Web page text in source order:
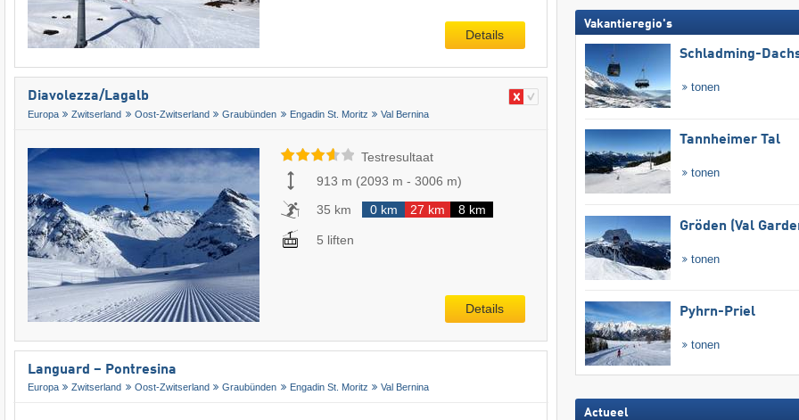
Details
Diavolezza/​Lagalb
Europa Zwitserland Oost-Zwitserland Graubünden Engadin St. Moritz Val Bernina
Testresultaat
913 m (2093 m - 3006 m)
35 km
0 km 27 km 8 km
5 liften
Details
Languard – Pontresina
Europa Zwitserland Oost-Zwitserland Graubünden Engadin St. Moritz Val Bernina
Vakantieregio's
Schladming-
tonen
Tannheimer Tal
tonen
Gröden (Val
tonen
Pyhrn-Priel
tonen
Actueel